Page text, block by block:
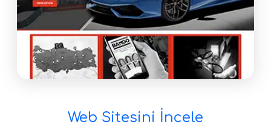
Web Sitesini İncele